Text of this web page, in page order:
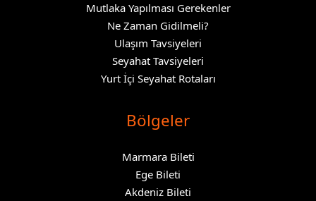
Mutlaka Yapılması Gerekenler
Ne Zaman Gidilmeli?
Ulaşım Tavsiyeleri
Seyahat Tavsiyeleri
Yurt İçi Seyahat Rotaları
Bölgeler
Marmara Bileti
Ege Bileti
Akdeniz Bileti